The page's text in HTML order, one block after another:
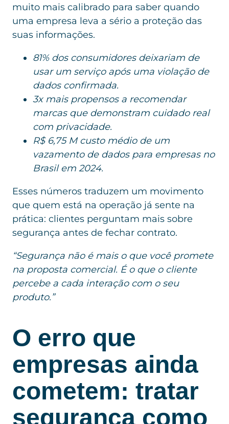
muito mais calibrado para saber quando
uma empresa leva a sério a proteção das
suas informações.
81% dos consumidores deixariam de
usar um serviço após uma violação de
dados confirmada.
3x mais propensos a recomendar
marcas que demonstram cuidado real
com privacidade.
R$ 6,75 M custo médio de um
vazamento de dados para empresas no
Brasil em 2024.
Esses números traduzem um movimento
que quem está na operação já sente na
prática: clientes perguntam mais sobre
segurança antes de fechar contrato.
“Segurança não é mais o que você promete
na proposta comercial. É o que o cliente
percebe a cada interação com o seu
produto.”
O erro que
empresas ainda
cometem: tratar
segurança como